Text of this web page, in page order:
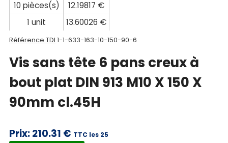
10 pièces(s)
12.19817 €
1 unit
13.60026 €
Référence TDI 1-1-633-163-10-150-90-6
Vis sans tête 6 pans creux à
bout plat DIN 913 M10 X 150 X
90mm cl.45H
Prix:210.31 € TTC les 25